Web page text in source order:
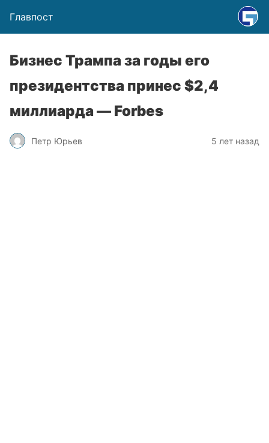
Главпост
Бизнес Трампа за годы его
президентства принес $2,4
миллиарда — Forbes
Петр Юрьев 5 лет назад